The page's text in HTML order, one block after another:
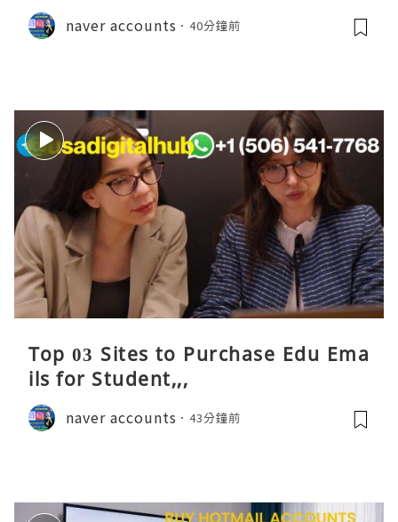
naver accounts 40分鐘前
Top 03 Sites to Purchase Edu Ema
ils for Student,,,
naver accounts 43分鐘前